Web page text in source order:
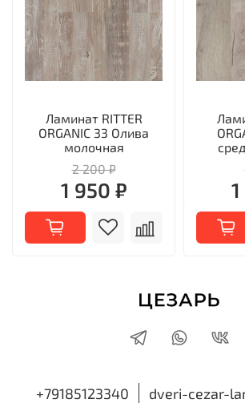
Ламинат RITTER
ORGANIC 33 Олива
молочная
2 200 ₽
1 950 ₽
+79185123340
dveri-cezar-